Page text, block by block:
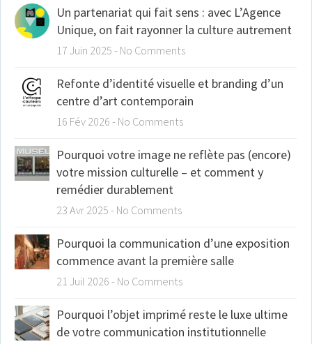
Un partenariat qui fait sens : avec L’Agence
Unique, on fait rayonner la culture autrement
17 Juin 2025 - No Comments
Refonte d’identité visuelle et branding d’un
centre d’art contemporain
16 Fév 2026 - No Comments
Pourquoi votre image ne reflète pas (encore)
votre mission culturelle – et comment y
remédier durablement
23 Avr 2025 - No Comments
Pourquoi la communication d’une exposition
commence avant la première salle
21 Juil 2026 - No Comments
Pourquoi l’objet imprimé reste le luxe ultime
de votre communication institutionnelle